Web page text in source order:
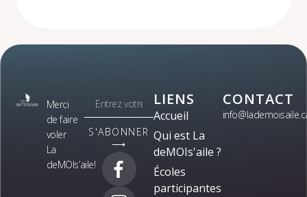
Merci
de faire
voler
La
deMOIs’aile!
S'ABONNER
⟶
LIENS
Accueil
Qui est La
deMOIs'aile ?
Écoles
participantes
CONTACT